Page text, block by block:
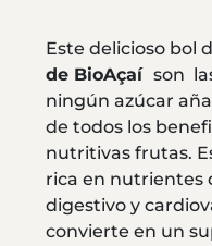
Este delicioso bol
de BioAçaí son
ningún azúcar
de todos los
nutritivas frutas.
rica en nutrientes
digestivo y
convierte en un